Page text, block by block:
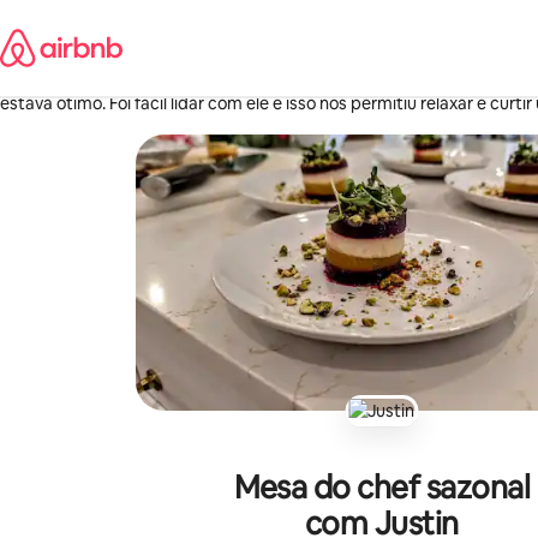
para
o
Mesa do chef sazonal
com Justin
Bogotá, Colômbia
,
·junho de 2026
Trabalhamos com Justin para selecionar uma refeição para o nosso
estava ótimo. Foi fácil lidar com ele e isso nos permitiu relaxar e